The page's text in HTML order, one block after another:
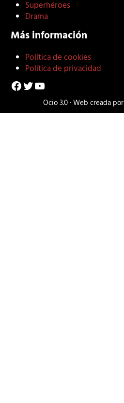
Superhéroes
Drama
Más información
Política de cookies
Política de privacidad
Facebook
Twitter
YouTube
Ocio 3.0 · Web creada por